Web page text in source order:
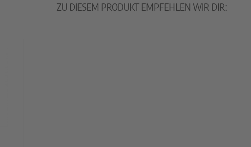
ZU DIESEM PRODUKT EMPFEHLEN WIR DIR: